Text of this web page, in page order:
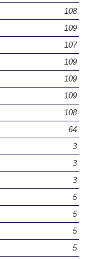
108
109
107
109
109
109
108
64
3
3
3
5
5
5
5